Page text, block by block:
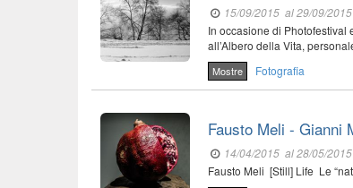
15/09/2015 al 29/09/2015
In occasione di Photofestival
all’Albero della Vita,
Mostre Fotografia
Fausto Meli - Gianni
14/04/2015 al 28/05/2015
Fausto Meli [Still] Life Le